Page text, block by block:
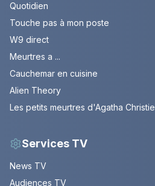
Quotidien
Touche pas à mon poste
W9 direct
Meurtres a ...
Cauchemar en cuisine
Alien Theory
Les petits meurtres d'Agatha Christie
Services TV
News TV
Audiences TV